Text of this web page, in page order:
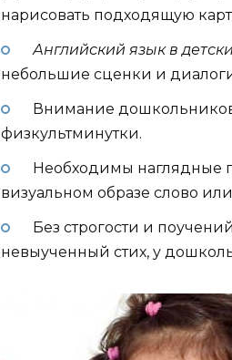
нарисовать подходящую
Английский язык в
небольшие сценки и
Внимание дошкольников
физкультминутки.
Необходимы наглядные
визуальном образе слово
Без строгости и
невыученный стих, у